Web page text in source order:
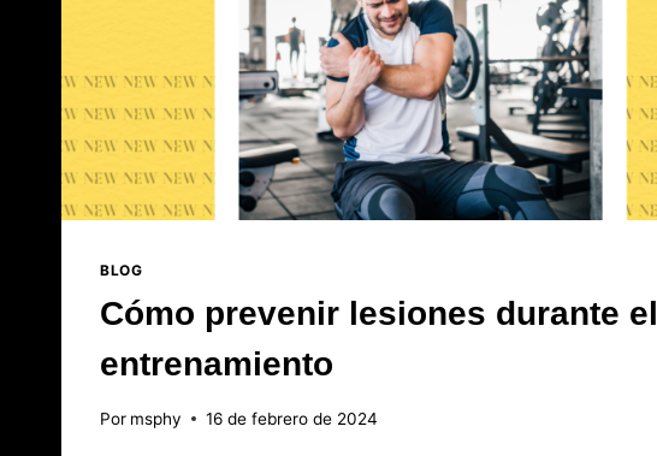
BLOG
Cómo prevenir lesiones durante el
entrenamiento
Por msphy 16 de febrero de 2024